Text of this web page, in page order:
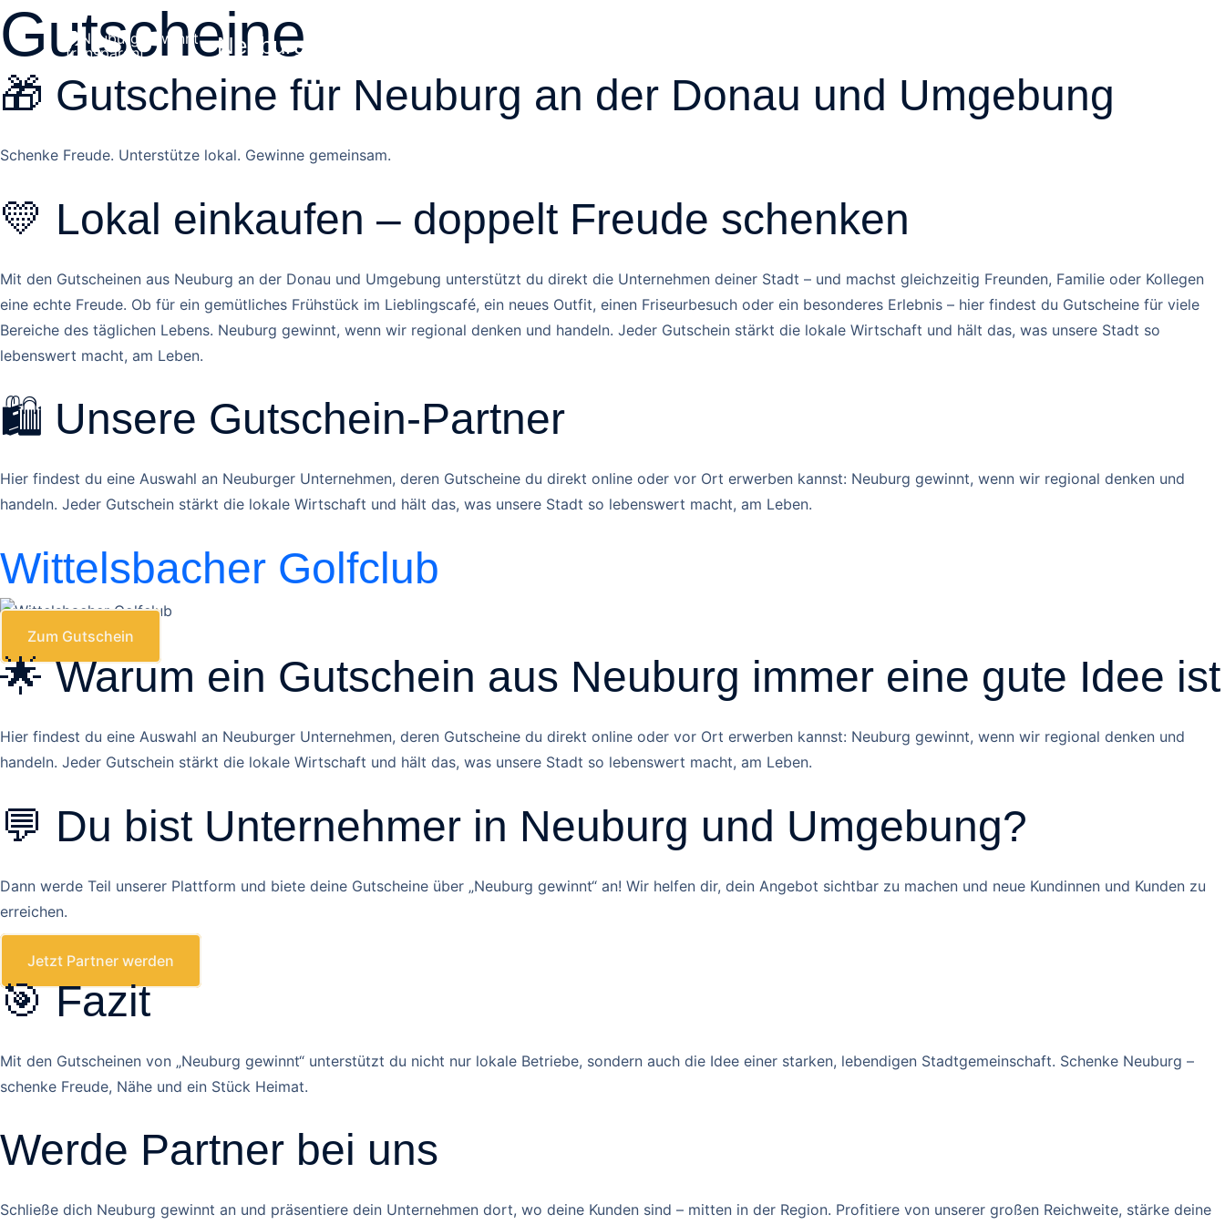
Zum
Inhalt
Neuburg gewinnt
Gutscheine
🎁 Gutscheine für Neuburg an der Donau und Umgebung
Schenke Freude. Unterstütze lokal. Gewinne gemeinsam.
💛 Lokal einkaufen – doppelt Freude schenken
Mit den Gutscheinen aus Neuburg an der Donau und Umgebung unterstützt du direkt die Unternehmen deiner Stadt – und machst gleichzeitig Freunden, Familie oder Kollegen
eine echte Freude. Ob für ein gemütliches Frühstück im Lieblingscafé, ein neues Outfit, einen Friseurbesuch oder ein besonderes Erlebnis – hier findest du Gutscheine für viele
Bereiche des täglichen Lebens. Neuburg gewinnt, wenn wir regional denken und handeln. Jeder Gutschein stärkt die lokale Wirtschaft und hält das, was unsere Stadt so
lebenswert macht, am Leben.
🛍️ Unsere Gutschein-Partner
Hier findest du eine Auswahl an Neuburger Unternehmen, deren Gutscheine du direkt online oder vor Ort erwerben kannst: Neuburg gewinnt, wenn wir regional denken und
handeln. Jeder Gutschein stärkt die lokale Wirtschaft und hält das, was unsere Stadt so lebenswert macht, am Leben.
Wittelsbacher Golfclub
Zum Gutschein
🌟 Warum ein Gutschein aus Neuburg immer eine gute Idee ist
Hier findest du eine Auswahl an Neuburger Unternehmen, deren Gutscheine du direkt online oder vor Ort erwerben kannst: Neuburg gewinnt, wenn wir regional denken und
handeln. Jeder Gutschein stärkt die lokale Wirtschaft und hält das, was unsere Stadt so lebenswert macht, am Leben.
💬 Du bist Unternehmer in Neuburg und Umgebung?
Dann werde Teil unserer Plattform und biete deine Gutscheine über „Neuburg gewinnt“ an! Wir helfen dir, dein Angebot sichtbar zu machen und neue Kundinnen und Kunden zu
erreichen.
Jetzt Partner werden
🎯 Fazit
Mit den Gutscheinen von „Neuburg gewinnt“ unterstützt du nicht nur lokale Betriebe, sondern auch die Idee einer starken, lebendigen Stadtgemeinschaft. Schenke Neuburg –
schenke Freude, Nähe und ein Stück Heimat.
Werde Partner bei uns
Schließe dich Neuburg gewinnt an und präsentiere dein Unternehmen dort, wo deine Kunden sind – mitten in der Region. Profitiere von unserer großen Reichweite, stärke deine